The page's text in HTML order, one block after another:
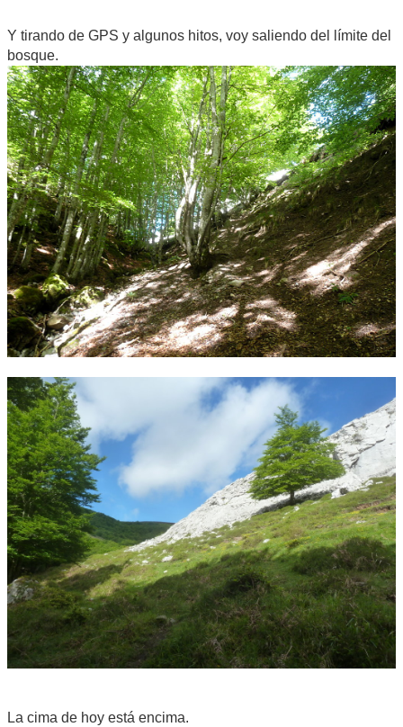
Y tirando de GPS y algunos hitos, voy saliendo del límite del
bosque.
La cima de hoy está encima.